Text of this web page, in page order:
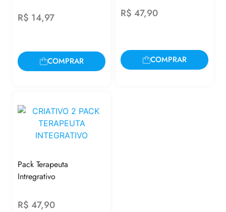
R$ 14,97
COMPRAR
R$ 47,90
COMPRAR
Pack Terapeuta
Intregrativo
R$ 47,90